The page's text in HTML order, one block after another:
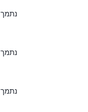
נתמך
נתמך
נתמך